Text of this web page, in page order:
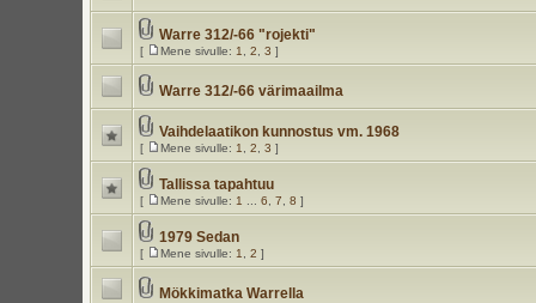
Warre 312/-66 "rojekti"
[ Mene sivulle: 1 2 3 ]
Warre 312/-66 värimaailma
Vaihdelaatikon kunnostus vm. 1968
[ Mene sivulle: 1 2 3 ]
Tallissa tapahtuu
[ Mene sivulle: 1 6 7 8 ]
1979 Sedan
[ Mene sivulle: 1 2 ]
Mökkimatka Warrella